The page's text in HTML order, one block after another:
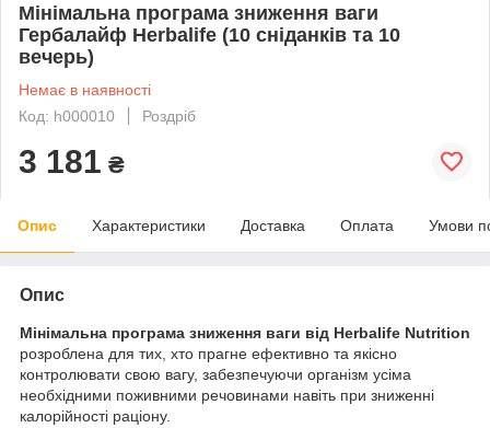
Мінімальна програма зниження ваги
Гербалайф Herbalife (10 сніданків та 10
вечерь)
Немає в наявності
Код: h000010
Роздріб
3 181 ₴
Опис Характеристики Доставка Оплата Умови
Опис
Мінімальна програма зниження ваги від Herbalife Nutrition
розроблена для тих, хто прагне ефективно та якісно
контролювати свою вагу, забезпечуючи організм усіма
необхідними поживними речовинами навіть при зниженні
калорійності раціону.